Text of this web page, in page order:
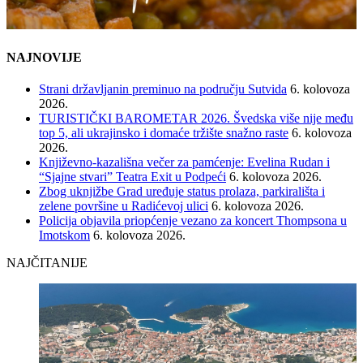
NAJNOVIJE
Strani državljanin preminuo na području Sutvida 6. kolovoza
2026.
TURISTIČKI BAROMETAR 2026. Švedska više nije među
top 5, ali ukrajinsko i domaće tržište snažno raste 6. kolovoza
2026.
Književno-kazališna večer za pamćenje: Evelina Rudan i
“Sjajne stvari” Teatra Exit u Podpeći 6. kolovoza 2026.
Zbog uknjižbe Grad uređuje status prolaza, parkirališta i
zelene površine u Radićevoj ulici 6. kolovoza 2026.
Policija objavila priopćenje vezano za koncert Thompsona u
Imotskom 6. kolovoza 2026.
NAJČITANIJE